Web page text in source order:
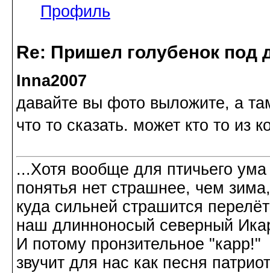
Профиль
Re: Пришел голубенок под
Inna2007
давайте вы фото выложите, а
что то сказать. может кто то из
...Хотя вообще для птичьего ума
понятья нет страшнее, чем зима,
куда сильней страшится
наш длинноносый северный
И потому пронзительное "карр!"
звучит для нас как песня